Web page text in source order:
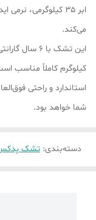
ابر ۳۵ کیلوگرمی،
می‌کند.
کیلوگرم کاملاً مناسب
استاندارد و راحتی
شما خواهد بود.
دسته‌بندی: تشک